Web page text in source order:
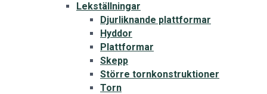
Lekställningar
Djurliknande plattformar
Hyddor
Plattformar
Skepp
Större tornkonstruktioner
Torn